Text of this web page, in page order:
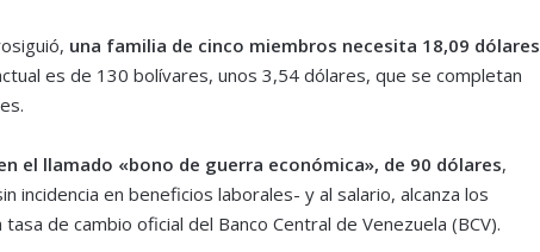
una familia de cinco miembros necesita 18,09 dólares
es de 130 bolívares, unos 3,54 dólares, que se completan
el llamado «bono de guerra económica», de 90 dólares,
incidencia en beneficios laborales- y al salario, alcanza los
de cambio oficial del Banco Central de Venezuela (BCV).